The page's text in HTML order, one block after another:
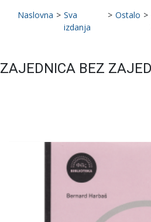
Naslovna > Sva
izdanja
> Ostalo >
ZAJEDNICA BEZ